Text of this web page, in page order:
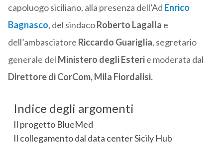
capoluogo siciliano, alla presenza dell’Ad Enrico
Bagnasco, del sindacoRoberto Lagalla e
dell’ambasciatore Riccardo Guariglia, segretario
generale del Ministero degli Esterie moderata dal
Direttore di CorCom, Mila Fiordalisi.
Indice degli argomenti
Il progetto BlueMed
Il collegamento dal data center Sicily Hub